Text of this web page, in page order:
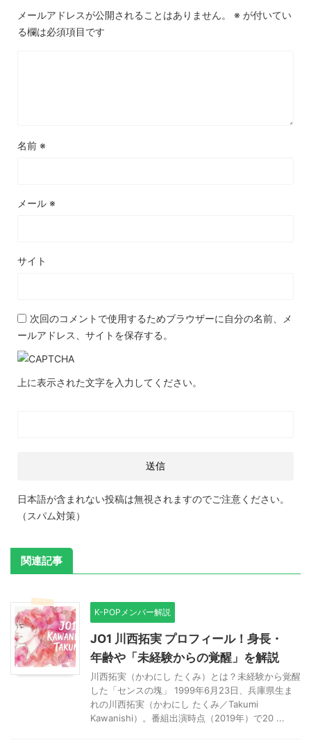
メールアドレスが公開されることはありません。 ※ が付いてい
る欄は必須項目です
名前 ※
メール ※
サイト
次回のコメントで使用するためブラウザーに自分の名前、メ
ールアドレス、サイトを保存する。
上に表示された文字を入力してください。
日本語が含まれない投稿は無視されますのでご注意ください。
（スパム対策）
関連記事
K-POPメンバー解説
JO1 川西拓実 プロフィール！身長・
年齢や「未経験からの覚醒」を解説
川西拓実（かわにし たくみ）とは？未経験から覚醒
した「センスの塊」 1999年6月23日、兵庫県生ま
れの川西拓実（かわにし たくみ／Takumi
Kawanishi）。番組出演時点（2019年）で20 ...